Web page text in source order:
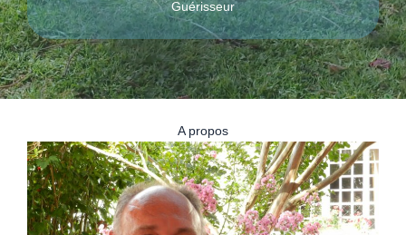
Guérisseur
A propos